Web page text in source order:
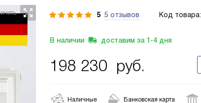
5 5 отзывов Код товара:
В наличии доставим за 1-4 дня
198 230 руб.
Наличные Банковская карта